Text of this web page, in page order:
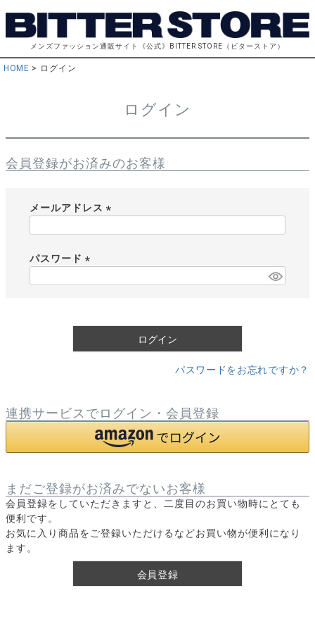
メンズファッション通販サイト《公式》BITTER STORE（ビターストア）
HOME ログイン
ログイン
会員登録がお済みのお客様
メールアドレス
)
パスワード
ログイン
パスワードをお忘れですか？
連携サービスでログイン・会員登録
まだご登録がお済みでないお客様
会員登録をしていただきますと、二度目のお買い物時にとても
便利です。
お気に入り商品をご登録いただけるなどお買い物が便利になり
ます。
会員登録